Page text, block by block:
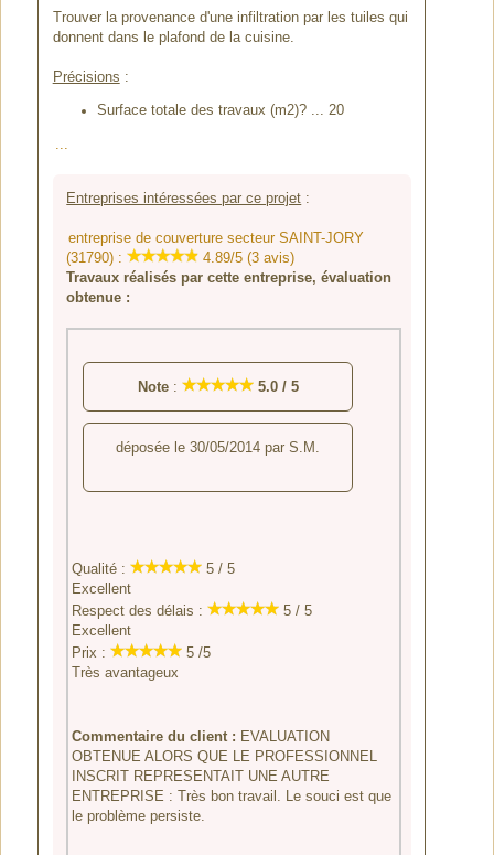
Trouver la provenance d'une infiltration par les tuiles qui
donnent dans le plafond de la cuisine.
Précisions :
Surface totale des travaux (m2)? ... 20
...
Entreprises intéressées par ce projet :
entreprise de couverture secteur SAINT-JORY
(31790) :
4.89/5 (3 avis)
Travaux réalisés par cette entreprise, évaluation
obtenue :
Note: 5.0/ 5
déposée le30/05/2014 parS.M.
Qualité :
5 / 5
Excellent
Respect des délais :
5 / 5
Excellent
Prix :
5 /5
Très avantageux
Commentaire du client : EVALUATION
OBTENUE ALORS QUE LE PROFESSIONNEL
INSCRIT REPRESENTAIT UNE AUTRE
ENTREPRISE : Très bon travail. Le souci est que
le problème persiste.